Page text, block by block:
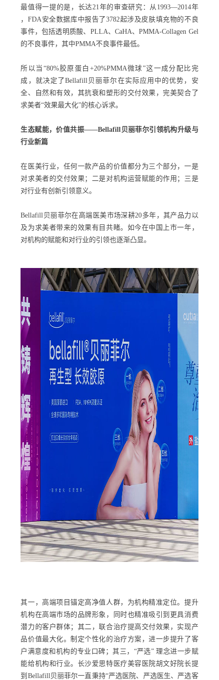
最值得一提的是，长达21年的审查研究：从1993—2014年
，FDA安全数据库中报告了3782起涉及皮肤填充物的不良
事件，包括透明质酸、PLLA、CaHA、PMMA-Collagen Gel
的不良事件，其中PMMA不良事件最低。
所以当“80%胶原蛋白+20%PMMA微球”这一成分配比完
成，就决定了Bellafill贝丽菲尔在实际应用中的优势，安
全、自然和有效，其抗衰和塑形的交付效果，完美契合了
求美者“效果最大化”的核心诉求。
生态赋能，价值共振——Bellafill贝丽菲尔引领机构升级与
行业新篇
在医美行业，任何一款产品的价值都分为三个部分，一是
对求美者的交付效果；二是对机构运营赋能的作用；三是
对行业有创新引领意义。
Bellafill贝丽菲尔在高端医美市场深耕20多年，其产品力以
及为求美者带来的效果有目共睹。如今在中国上市一年，
对机构的赋能和对行业的引领也逐渐凸显。
其一，高端项目锚定高净值人群，为机构精准定位。提升
机构在高端市场的品牌形象，同时也精准吸引到更具消费
潜力的客户群体；其二，联合治疗提高交付效果，实现产
品价值最大化。制定个性化的治疗方案，进一步提升了客
户满意度和机构的专业口碑；其三，“严选” 理念进一步赋
能给机构和行业。长沙爱思特医疗美容医院胡文好院长提
到Bellafill贝丽菲尔一直秉持“严选医院、严选医生、严选客